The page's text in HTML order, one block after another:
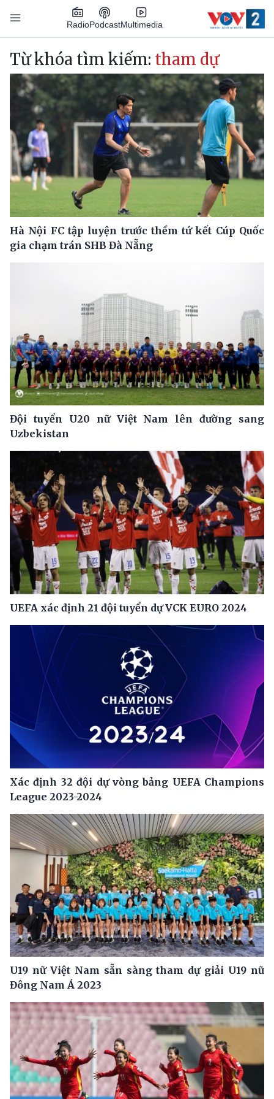
Nhảy đến nội dung
RadioPodcastMultimedia
Main navigation
Từ khóa tìm kiếm: tham dự
Hà Nội FC tập luyện trước thềm tứ kết Cúp Quốc
gia chạm trán SHB Đà Nẵng
Đội tuyển U20 nữ Việt Nam lên đường sang
Uzbekistan
UEFA xác định 21 đội tuyển dự VCK EURO 2024
Xác định 32 đội dự vòng bảng UEFA Champions
League 2023-2024
U19 nữ Việt Nam sẵn sàng tham dự giải U19 nữ
Đông Nam Á 2023